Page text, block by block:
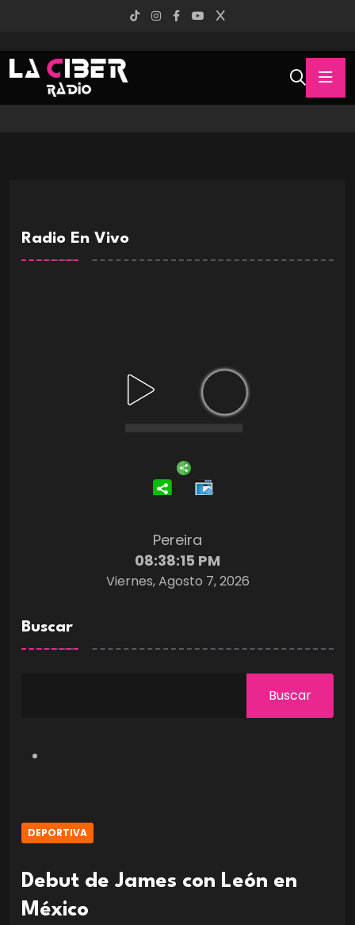
DEPORTIVA
Debut de James con León en
México
Radio En Vivo
Pereira
08:38:16 PM
Viernes, Agosto 7, 2026
Buscar
Buscar